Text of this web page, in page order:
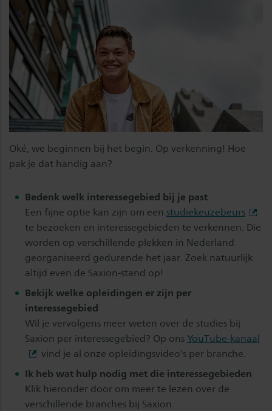
Oké, we beginnen bij het begin. Op verkenning! Hoe
pak je dat handig aan?
Bedenk welk interessegebied bij je past
Een fijne optie kan zijn om een studiekeuzebeurs
te bezoeken en interessegebieden te verkennen. Die
worden op verschillende plekken in Nederland
georganiseerd gedurende het jaar. Zoek natuurlijk
altijd even de Saxion-stand op!
Bekijk welke opleidingen er zijn per
interessegebied
Wil je vervolgens meer weten over de studies bij
Saxion per interessegebied? Op ons YouTube-kanaal
vind je al onze opleidingsvideo's per branche.
Ik heb wat hulp nodig met die interessegebieden
Klik hieronder door om meer te lezen over de
verschillende branches bij Saxion.